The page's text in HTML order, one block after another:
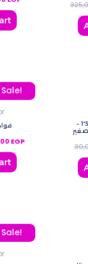
Sale!price was: 325,00 EGP.
EGP
Current price is:
طقم فرش بوتاجاز 3*1 –
Sale!price was: 55,00 EGP.
Current price is: 38,00